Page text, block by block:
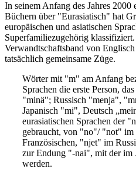
In seinem Anfang des Jahres 2000
Büchern über "Eurasiatisch" hat
europäischen und asiatischen
Superfamiliezugehörig
Verwandtschaftsband von
tatsächlich gemeinsame Züge.
Wörter mit "m" am Anfang
Sprachen die erste Person,
"minä"; Russisch "menja",
Japanisch "mi", Deutsch
eurasiatischen Sprachen der
gebraucht, von "no"/ "not"
Französischen, "njet" im
zur Endung "-nai", mit der im
werden.